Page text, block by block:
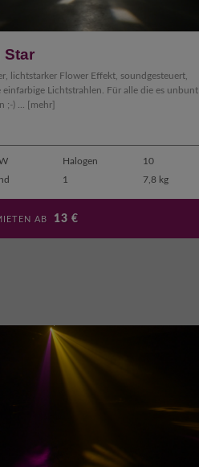
Star
lichtstarker Flower Effekt, soundgesteuert,
einfarbige Lichtstrahlen. Für alle die es unbunt
;-) ...
[mehr]
Halogen
10
1 7,8 kg
AB 13 €